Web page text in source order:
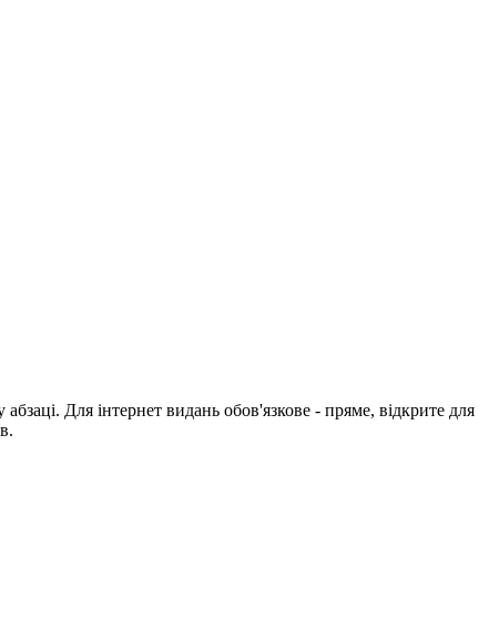
Для інтернет видань обов'язкове - пряме, відкрите для